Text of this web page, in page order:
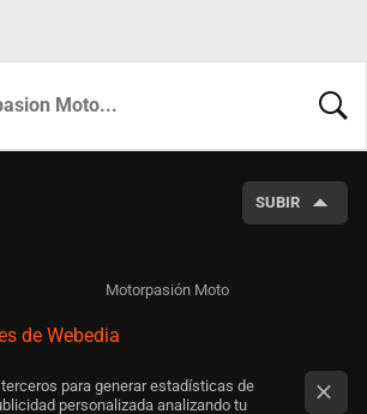
SUBIR
Motorpasión Moto
de Webedia
para generar estadísticas de
personalizada analizando tu